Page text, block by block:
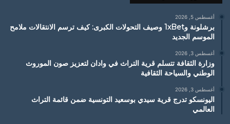
أغسطس 5, 2026
برشلونة و1xBet وصيف التحولات الكبرى: كيف ترسم الانتقالات ملامح
الموسم الجديد
أغسطس 3, 2026
وزارة الثقافة تتسلم قرية التراث في وادان لتعزيز صون الموروث
الوطني والسياحة الثقافية
أغسطس 3, 2026
اليونسكو تدرج قرية سيدي بوسعيد التونسية ضمن قائمة التراث
العالمي